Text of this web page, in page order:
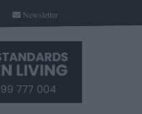
Newsletter